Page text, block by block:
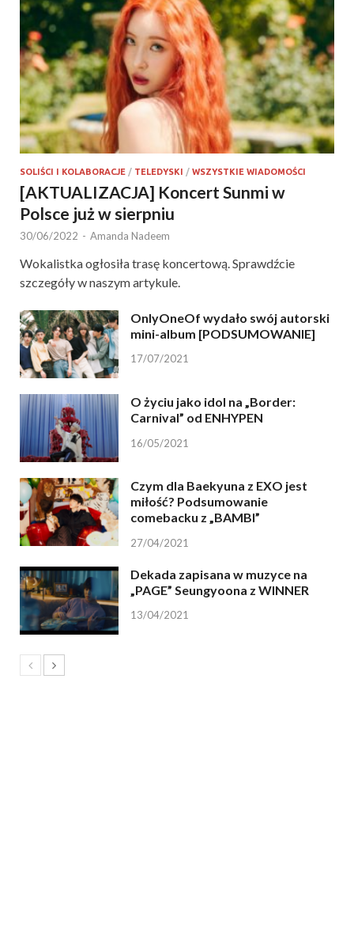
SOLIŚCI I KOLABORACJE / TELEDYSKI / WSZYSTKIE WIADOMOŚCI
[AKTUALIZACJA] Koncert Sunmi w
Polsce już w sierpniu
30/06/2022 - Amanda Nadeem
Wokalistka ogłosiła trasę koncertową. Sprawdźcie
szczegóły w naszym artykule.
OnlyOneOf wydało swój autorski
mini-album [PODSUMOWANIE]
17/07/2021
O życiu jako idol na „Border:
Carnival” od ENHYPEN
16/05/2021
Czym dla Baekyuna z EXO jest
miłość? Podsumowanie
comebacku z „BAMBI”
27/04/2021
Dekada zapisana w muzyce na
„PAGE” Seungyoona z WINNER
13/04/2021